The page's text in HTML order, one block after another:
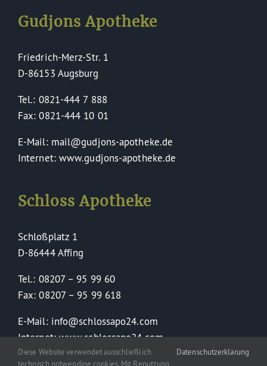
Gudjons Apotheke
Friedrich-Merz-Str. 1
D-86153 Augsburg
Tel.: 0821-444 7 888
Fax: 0821-444 10 01
E-Mail: mail@gudjons-apotheke.de
Internet: www.gudjons-apotheke.de
Schloss Apotheke
Schloßplatz 1
D-86444 Affing
Tel.: 08207 – 95 99 60
Fax: 08207 – 95 99 618
E-Mail: info@schlossapo24.com
Internet: www.schlossapo24.com
Diese Website verwendet ausschließlich
technisch notwendige cookies. Mit Benutzung
Datenschutzerklärung